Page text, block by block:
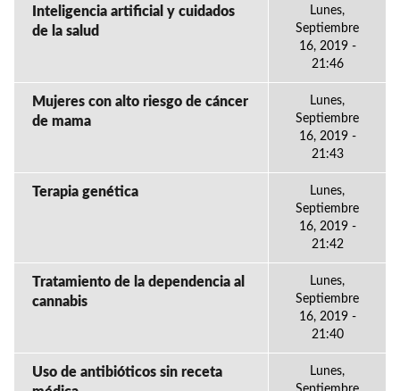
Inteligencia artificial y cuidados
de la salud
Lunes,
Septiembre
16, 2019 -
21:46
Mujeres con alto riesgo de cáncer
de mama
Lunes,
Septiembre
16, 2019 -
21:43
Terapia genética
Lunes,
Septiembre
16, 2019 -
21:42
Tratamiento de la dependencia al
cannabis
Lunes,
Septiembre
16, 2019 -
21:40
Uso de antibióticos sin receta
Lunes,